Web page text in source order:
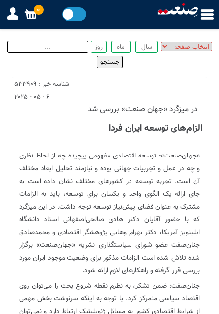
شناسه خبر : 533909
6 - 05 - 2025
در میزگرد «جهان صنعت» بررسی شد
الزام‌های توسعه ایران فردا
«جهان‌صنعت»- توسعه اقتصادی مفهومی پیچیده چه از لحاظ نظری
و چه در عمل و تجربیات جهانی بوده و نیازمند تحلیل ابعاد مختلف
آن است. تجربه توسعه در کشورهای مختلف نشان داده است به
جای ارائه یک الگوی واحد و یکسان برای توسعه، باید به الزامات
مشترک به عنوان فضای پیش‌نیاز توسعه توجه داشت. در این میزگرد
که با حضور آقایان دکتر‌ هادی صالحی‌اصفهانی استاد دانشگاه
ایلینویز آمریکا، دکتر بهرام وهابی پژوهشگر اقتصادی و محمدصادق
جنان‌صفت عضو شورای سیاستگذاری نشریه «جهان‌صنعت» برگزار
شده تلاش شده است الزامات مذکور برای وضعیت موجود ایران مورد
بررسی قرار گرفته و راهکارهای لازم ارائه شود.
جنان‌صفت: ضمن تشکر، به نظرم نقطه شروع بحث را می‌توان روی
اقتصاد سیاسی متمرکز کرد. با توجه به اینکه سرنوشت بخش مهمی
از شرایط اقتصادی کشور به مسائل ژئوپلیتیک ارتباط دارد و نمی‌توان
0